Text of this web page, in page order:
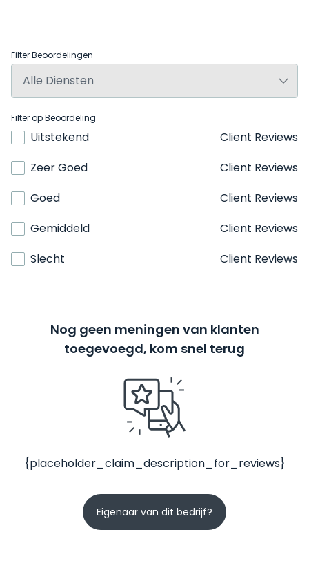
Filter Beoordelingen
Filter op Beoordeling
Uitstekend
Client Reviews
Zeer Goed
Client Reviews
Goed
Client Reviews
Gemiddeld
Client Reviews
Slecht
Client Reviews
Nog geen meningen van klanten
toegevoegd, kom snel terug
{placeholder_claim_description_for_reviews}
Eigenaar van dit bedrijf?